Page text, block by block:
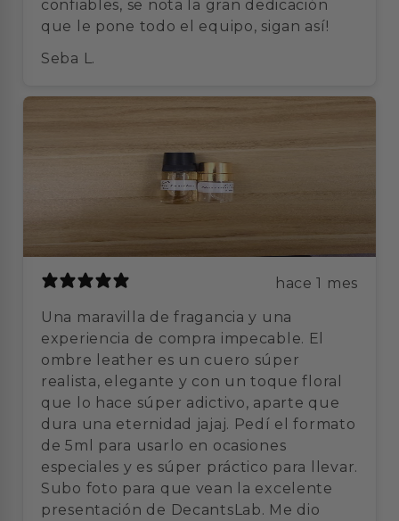
confiables, se nota la gran dedicación
que le pone todo el equipo, sigan así!
Seba L.
hace 1 mes
Una maravilla de fragancia y una
experiencia de compra impecable. El
ombre leather es un cuero súper
realista, elegante y con un toque floral
que lo hace súper adictivo, aparte que
dura una eternidad jajaj. Pedí el formato
de 5ml para usarlo en ocasiones
especiales y es súper práctico para llevar.
Subo foto para que vean la excelente
presentación de DecantsLab. Me dio